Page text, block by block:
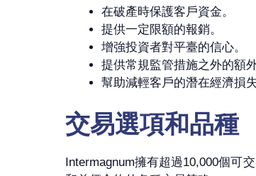
在破產時保護客戶資金。
提供一定限額的報銷。
增強投資者對平臺的信心。
提供常規監管措施之外的額
幫助減輕客戶的潛在經濟損失
交易選項和品種
Intermagnum擁有超過10,000個可